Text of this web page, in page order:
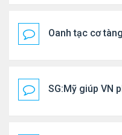
Oanh tạc cơ
SG:Mỹ giúp VN